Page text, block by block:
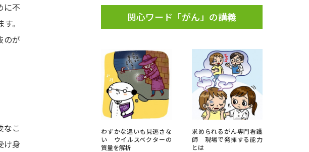
年スタート号特集ページ（高3生用）
特集ページ（高2生用）
ージ
実施プログラムから探す
に不
。
のが
なこ
け身
関心ワード「がん」の講義
わずかな違いも見逃さな
い ウイルスベクターの
質量を解析
求められるがん専門看護
師 現場で発揮する能力
とは